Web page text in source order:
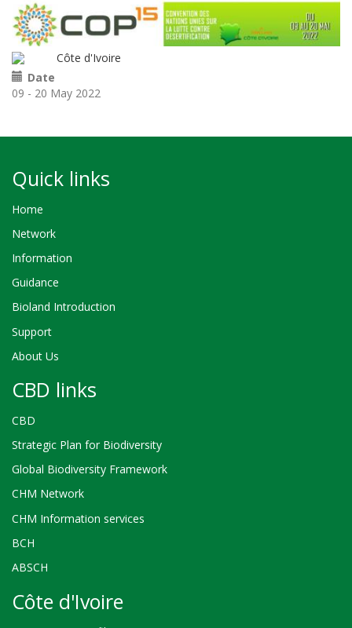
Côte d'Ivoire
Date
09 - 20 May 2022
Quick links
Home
Network
Information
Guidance
Bioland Introduction
Support
About Us
CBD links
CBD
Strategic Plan for Biodiversity
Global Biodiversity Framework
CHM Network
CHM Information services
BCH
ABSCH
Côte d'Ivoire